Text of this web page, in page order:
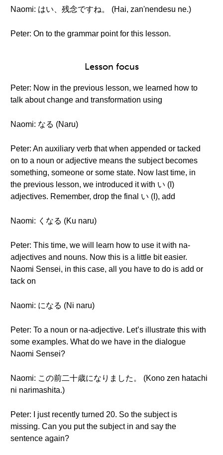
Naomi: はい、残念ですね。 (Hai, zan'nendesu ne.)
Peter: On to the grammar point for this lesson.
Lesson focus
Peter: Now in the previous lesson, we learned how to
talk about change and transformation using
Naomi: なる (Naru)
Peter: An auxiliary verb that when appended or tacked
on to a noun or adjective means the subject becomes
something, someone or some state. Now last time, in
the previous lesson, we introduced it with い (I)
adjectives. Remember, drop the final い (I), add
Naomi: くなる (Ku naru)
Peter: This time, we will learn how to use it with na-
adjectives and nouns. Now this is a little bit easier.
Naomi Sensei, in this case, all you have to do is add or
tack on
Naomi: になる (Ni naru)
Peter: To a noun or na-adjective. Let’s illustrate this with
some examples. What do we have in the dialogue
Naomi Sensei?
Naomi: この前二十歳になりました。 (Kono zen hatachi
ni narimashita.)
Peter: I just recently turned 20. So the subject is
missing. Can you put the subject in and say the
sentence again?